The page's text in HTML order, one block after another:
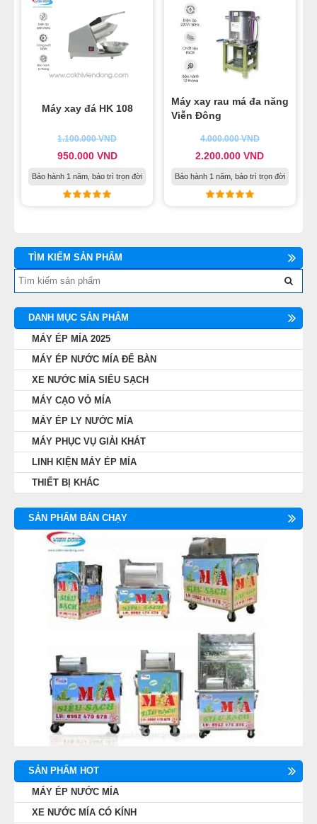
Máy xay đá HK 108
1.100.000VND
950.000 VND
Bảo hành 1 năm, bảo trì trọn đời
Máy xay rau má đa năng
Viễn Đông
4.000.000VND
2.200.000VND
Bảo hành 1 năm, bảo trì trọn đời
TÌM KIẾM SẢN PHẨM
DANH MỤC SẢN PHẨM
MÁY ÉP MÍA 2025
MÁY ÉP NƯỚC MÍA ĐỂ BÀN
XE NƯỚC MÍA SIÊU SẠCH
MÁY CẠO VỎ MÍA
MÁY ÉP LY NƯỚC MÍA
MÁY PHỤC VỤ GIẢI KHÁT
LINH KIỆN MÁY ÉP MÍA
THIẾT BỊ KHÁC
SẢN PHẨM BÁN CHẠY
SẢN PHẨM HOT
MÁY ÉP NƯỚC MÍA
XE NƯỚC MÍA CÓ KÍNH